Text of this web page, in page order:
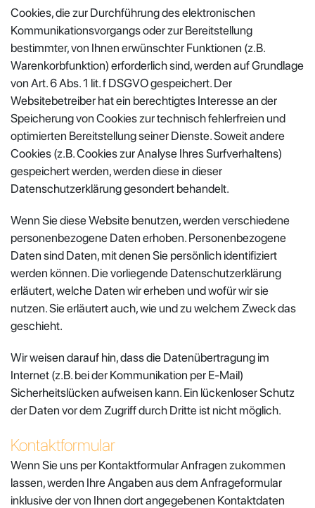
Cookies, die zur Durchführung des elektronischen
Kommunikationsvorgangs oder zur Bereitstellung
bestimmter, von Ihnen erwünschter Funktionen (z.B.
Warenkorbfunktion) erforderlich sind, werden auf Grundlage
von Art. 6 Abs. 1 lit. f DSGVO gespeichert. Der
Websitebetreiber hat ein berechtigtes Interesse an der
Speicherung von Cookies zur technisch fehlerfreien und
optimierten Bereitstellung seiner Dienste. Soweit andere
Cookies (z.B. Cookies zur Analyse Ihres Surfverhaltens)
gespeichert werden, werden diese in dieser
Datenschutzerklärung gesondert behandelt.
Wenn Sie diese Website benutzen, werden verschiedene
personenbezogene Daten erhoben. Personenbezogene
Daten sind Daten, mit denen Sie persönlich identifiziert
werden können. Die vorliegende Datenschutzerklärung
erläutert, welche Daten wir erheben und wofür wir sie
nutzen. Sie erläutert auch, wie und zu welchem Zweck das
geschieht.
Wir weisen darauf hin, dass die Datenübertragung im
Internet (z.B. bei der Kommunikation per E-Mail)
Sicherheitslücken aufweisen kann. Ein lückenloser Schutz
der Daten vor dem Zugriff durch Dritte ist nicht möglich.
Kontaktformular
Wenn Sie uns per Kontaktformular Anfragen zukommen
lassen, werden Ihre Angaben aus dem Anfrageformular
inklusive der von Ihnen dort angegebenen Kontaktdaten